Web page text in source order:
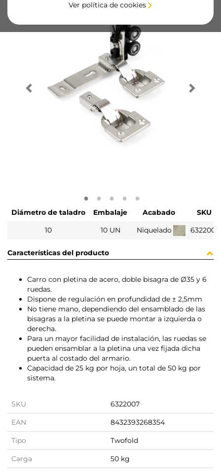
Ver política de cookies
Diámetro de taladro Embalaje Acabado
SKU
10
10 UN Niquelado 6322007
Características del producto
Carro con pletina de acero, doble bisagra de Ø35 y 6
ruedas.
Dispone de regulación en profundidad de ± 2,5mm
No tiene mano, dependiendo del ensamblado de las
bisagras a la pletina se puede montar a izquierda o
derecha.
Para un mayor facilidad de instalación, las ruedas se
pueden ensamblar a la pletina una vez fijada dicha
puerta al costado del armario.
Capacidad de 25 kg por hoja, un total de 50 kg por
sistema.
SKU 6322007
EAN 8432393268354
Tipo Twofold
Carga 50 kg